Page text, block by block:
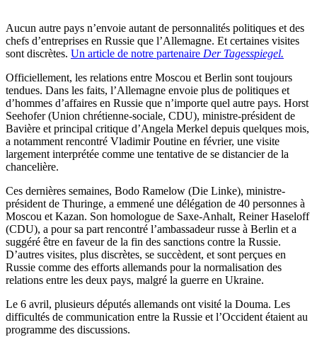
Aucun autre pays n’envoie autant de personnalités politiques et des
chefs d’entreprises en Russie que l’Allemagne. Et certaines visites
sont discrètes. Un article de notre partenaire Der Tagesspiegel.
Officiellement, les relations entre Moscou et Berlin sont toujours
tendues. Dans les faits, l’Allemagne envoie plus de politiques et
d’hommes d’affaires en Russie que n’importe quel autre pays. Horst
Seehofer (Union chrétienne-sociale, CDU), ministre-président de
Bavière et principal critique d’Angela Merkel depuis quelques mois,
a notamment rencontré Vladimir Poutine en février, une visite
largement interprétée comme une tentative de se distancier de la
chancelière.
Ces dernières semaines, Bodo Ramelow (Die Linke), ministre-
président de Thuringe, a emmené une délégation de 40 personnes à
Moscou et Kazan. Son homologue de Saxe-Anhalt, Reiner Haseloff
(CDU), a pour sa part rencontré l’ambassadeur russe à Berlin et a
suggéré être en faveur de la fin des sanctions contre la Russie.
D’autres visites, plus discrètes, se succèdent, et sont perçues en
Russie comme des efforts allemands pour la normalisation des
relations entre les deux pays, malgré la guerre en Ukraine.
Le 6 avril, plusieurs députés allemands ont visité la Douma. Les
difficultés de communication entre la Russie et l’Occident étaient au
programme des discussions.